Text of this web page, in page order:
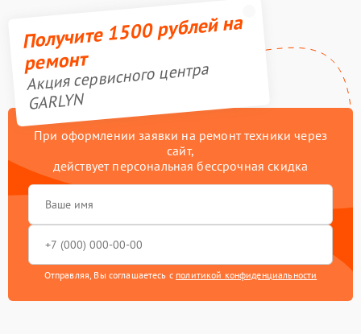
Получите 1500 рублей на
ремонт
Акция сервисного центра
GARLYN
При оформлении заявки на ремонт техники через
сайт,
действует персональная бессрочная скидка
Отправляя, Вы соглашаетесь с политикой конфиденциальности